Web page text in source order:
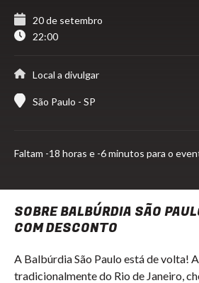
20 de setembro
22:00
Local a divulgar
São Paulo - SP
Faltam -18 horas e -6 minutos para o
SOBRE BALBÚRDIA SÃO
COM DESCONTO
A Balbúrdia São Paulo está de volta!
tradicionalmente do Rio de Janeiro,